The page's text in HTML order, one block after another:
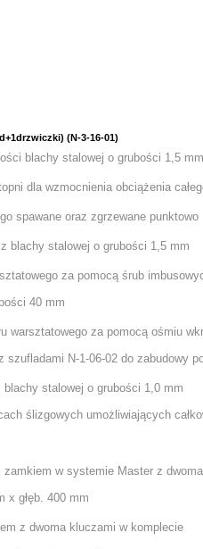
(N-3-16-01)
blachy stalowej o grubości 1,5 mm
dla wzmocnienia obciążenia
spawane oraz zgrzewane punktowo
blachy stalowej o grubości 1,5 mm
za pomocą śrub
40 mm
warsztatowego za pomocą ośmiu
szufladami N-1-06-02 do zabudowy
stalowej o grubości 1,0 mm
ślizgowych umożliwiających
w systemie Master z
x głęb. 400 mm
z dwoma kluczami w komplecie